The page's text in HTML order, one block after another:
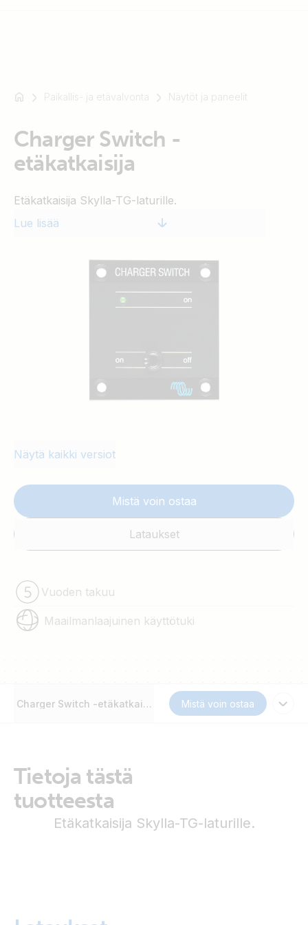
Esimerkki:
Multiplus-
Orion
SmartShunt
Paikallis- ja etävalvonta Näytöt ja paneelit
Charger Switch -
etäkatkaisija
Etäkatkaisija Skylla-TG-laturille.
Lue lisää
Näytä kaikki versiot
Mistä voin ostaa
Lataukset
Vuoden takuu
Maailmanlaajuinen käyttötuki
Charger Switch -etäkatkaisija Mistä voin ostaa
Tietoja tästä
tuotteesta
Etäkatkaisija Skylla-TG-laturille.